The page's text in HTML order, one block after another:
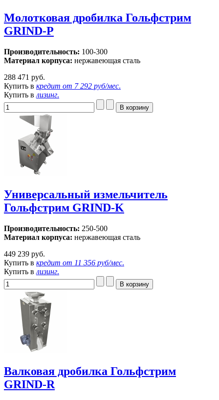
Молотковая дробилка Гольфстрим
GRIND-P
Производительность: 100-300
Материал корпуса: нержавеющая сталь
288 471 руб.
Купить в кредит от 7 292 руб/мес.
Купить в лизинг.
Универсальный измельчитель
Гольфстрим GRIND-K
Производительность: 250-500
Материал корпуса: нержавеющая сталь
449 239 руб.
Купить в кредит от 11 356 руб/мес.
Купить в лизинг.
Валковая дробилка Гольфстрим
GRIND-R